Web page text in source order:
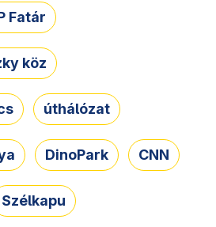
Fatár
köz
úthálózat
DinoPark CNN
Szélkapu